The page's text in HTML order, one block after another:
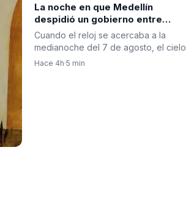
La noche en que Medellín
despidió un gobierno entre
pólvora, abrazos y dando la
bienvenida a la esperanza de
Cuando el reloj se acercaba a la
medianoche del 7 de agosto, el cielo
de Medellín comenzó a…
Hace 4h·5 min